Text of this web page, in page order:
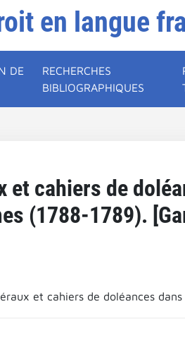
en langue
DE
RECHERCHES
BIBLIOGRAPHIQUES
et cahiers de
(1788-1789).
et cahiers de doléances